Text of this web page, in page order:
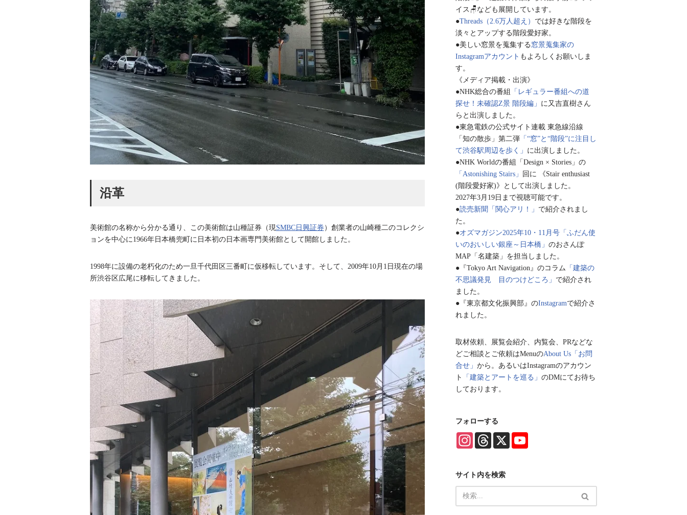
沿革
美術館の名称から分かる通り、この美術館は山種証券（現 SMBC日興証券 ）創業者の山崎種二のコレクシ
ョンを中心に1966年日本橋兜町に日本初の日本画専門美術館として開館しました。
1998年に設備の老朽化のため一旦千代田区三番町に仮移転しています。そして、2009年10月1日現在の場
所渋谷区広尾に移転してきました。
イス🪑なども展開しています。
●Threads（2.6万人超え） では好きな階段を
淡々とアップする階段愛好家。
●美しい窓景を蒐集する 窓景蒐集家の
Instagramアカウント もよろしくお願いしま
す。
《メディア掲載・出演》
●NHK総合の番組
「レギュラー番組への道
探せ！未確認Z景 階段編」 に又吉直樹さん
らと出演しました。
●東急電鉄の公式サイト連載 東急線沿線
「知の散歩」第二弾「“窓”と“階段”に注目し
て渋谷駅周辺を歩く」 に出演しました。
●NHK Worldの番組「Design × Stories」の
「Astonishing Stairs」
回に 《Stair enthusiast
(階段愛好家)》として出演しました。
2027年3月19日まで視聴可能です。
●読売新聞「関心アリ！」 で紹介されまし
た。
●オズマガジン2025年10・11月号「ふだん使
いのおいしい銀座～日本橋」 のおさんぽ
MAP「名建築」を担当しました。
●『Tokyo Art Navigation』のコラム 「建築の
不思議発見 目のつけどころ」 で紹介され
ました。
●『東京都文化振興部』のInstagramで紹介さ
れました。
取材依頼、展覧会紹介、内覧会、PRなどな
どご相談とご依頼はMenuのAbout Us「お問
合せ」 から。あるいはInstagramのアカウン
ト
「建築とアートを巡る」 のDMにてお待ち
しております。
フォローする
I
g
r
a
m
T
d
s
X
Y
e
サイト内を検索